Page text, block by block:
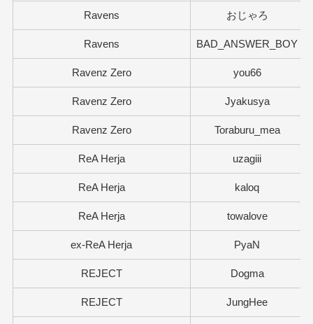
Ravens おじゃろ
Ravens BAD_ANSWER_BOY
Ravenz Zero you66
Ravenz Zero Jyakusya
Ravenz Zero Toraburu_mea
ReA Herja uzagiii
ReA Herja kaloq
ReA Herja towalove
ex-ReA Herja PyaN
REJECT Dogma
REJECT JungHee